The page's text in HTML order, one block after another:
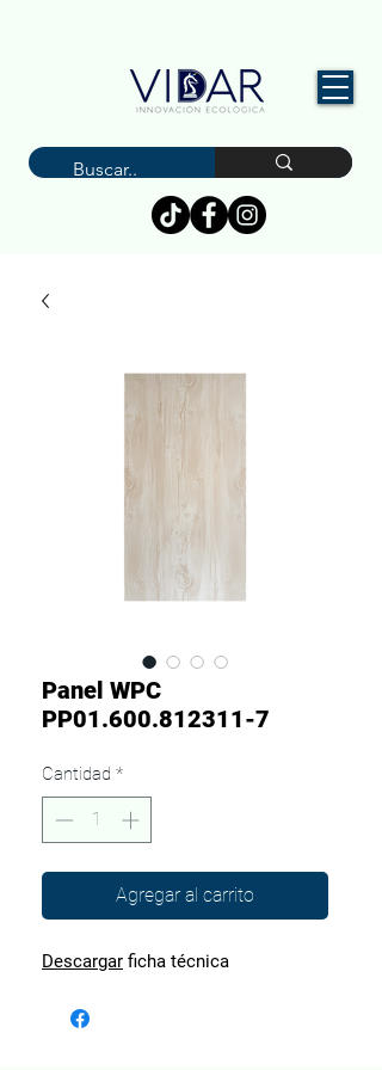
Panel WPC
PP01.600.812311-7
Cantidad *
Agregar al carrito
Descargar ficha técnica